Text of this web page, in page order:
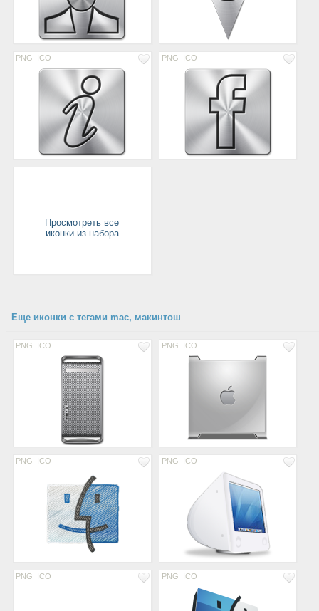
PNG ICO PNG ICO
Просмотреть все
иконки из набора
Еще иконки с тегами mac, макинтош
PNG ICO PNG ICO
PNG ICO PNG ICO
PNG ICO PNG ICO